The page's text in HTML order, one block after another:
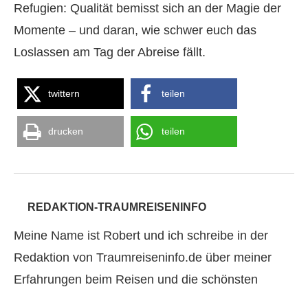
Refugien: Qualität bemisst sich an der Magie der
Momente – und daran, wie schwer euch das
Loslassen am Tag der Abreise fällt.
twittern teilen
drucken teilen
REDAKTION-TRAUMREISENINFO
Meine Name ist Robert und ich schreibe in der
Redaktion von Traumreiseninfo.de über meiner
Erfahrungen beim Reisen und die schönsten